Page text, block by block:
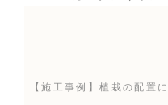
【施工事例】植栽の配置